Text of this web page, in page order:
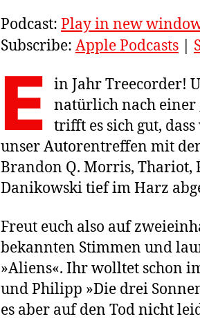
Podcast: Play in new
Subscribe: Apple Podcasts
E in Jahr Treecorder!
natürlich nach einer
trifft es sich gut,
unser Autorentreffen mit
Brandon Q. Morris, Thariot,
Danikowski tief im Harz
Freut euch also auf
bekannten Stimmen und
»Aliens«. Ihr wolltet schon
und Philipp »Die drei
es aber auf den Tod nicht